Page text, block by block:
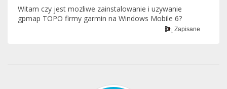
Witam czy jest mozliwe zainstalowanie i uzywanie
gpmap TOPO firmy garmin na Windows Mobile 6?
Zapisane